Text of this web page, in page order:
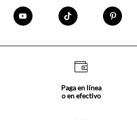
Paga en línea
o en efectivo